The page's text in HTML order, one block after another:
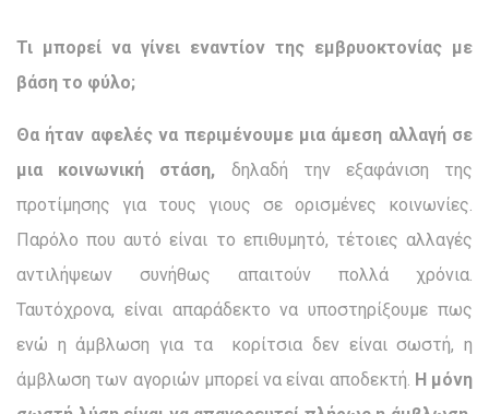
Τι μπορεί να γίνει εναντίον της εμβρυοκτονίας με
βάση το φύλο;
Θα ήταν αφελές να περιμένουμε μια άμεση αλλαγή σε
μια κοινωνική στάση, δηλαδή την εξαφάνιση της
προτίμησης για τους γιους σε ορισμένες κοινωνίες.
Παρόλο που αυτό είναι το επιθυμητό, τέτοιες αλλαγές
αντιλήψεων συνήθως απαιτούν πολλά χρόνια.
Ταυτόχρονα, είναι απαράδεκτο να υποστηρίξουμε πως
ενώ η άμβλωση για τα κορίτσια δεν είναι σωστή, η
άμβλωση των αγοριών μπορεί να είναι αποδεκτή. Η μόνη